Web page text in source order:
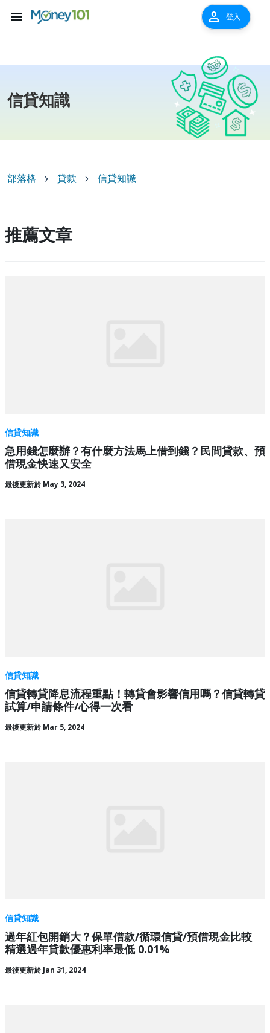
menu person 登入
信貸知識
部落格 貸款 信貸知識
推薦文章
信貸知識
急用錢怎麼辦？有什麼方法馬上借到錢？民間貸款、預
借現金快速又安全
最後更新於 May 3, 2024
信貸知識
信貸轉貸降息流程重點！轉貸會影響信用嗎？信貸轉貸
試算/申請條件/心得一次看
最後更新於 Mar 5, 2024
信貸知識
過年紅包開銷大？保單借款/循環信貸/預借現金比較
精選過年貸款優惠利率最低 0.01%
最後更新於 Jan 31, 2024